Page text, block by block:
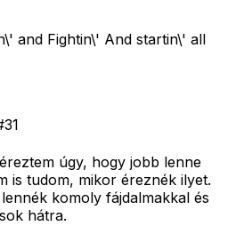
and Fightin\' And startin\' all
31
úgy, hogy jobb lenne
is tudom, mikor éreznék ilyet.
komoly fájdalmakkal és
hátra.